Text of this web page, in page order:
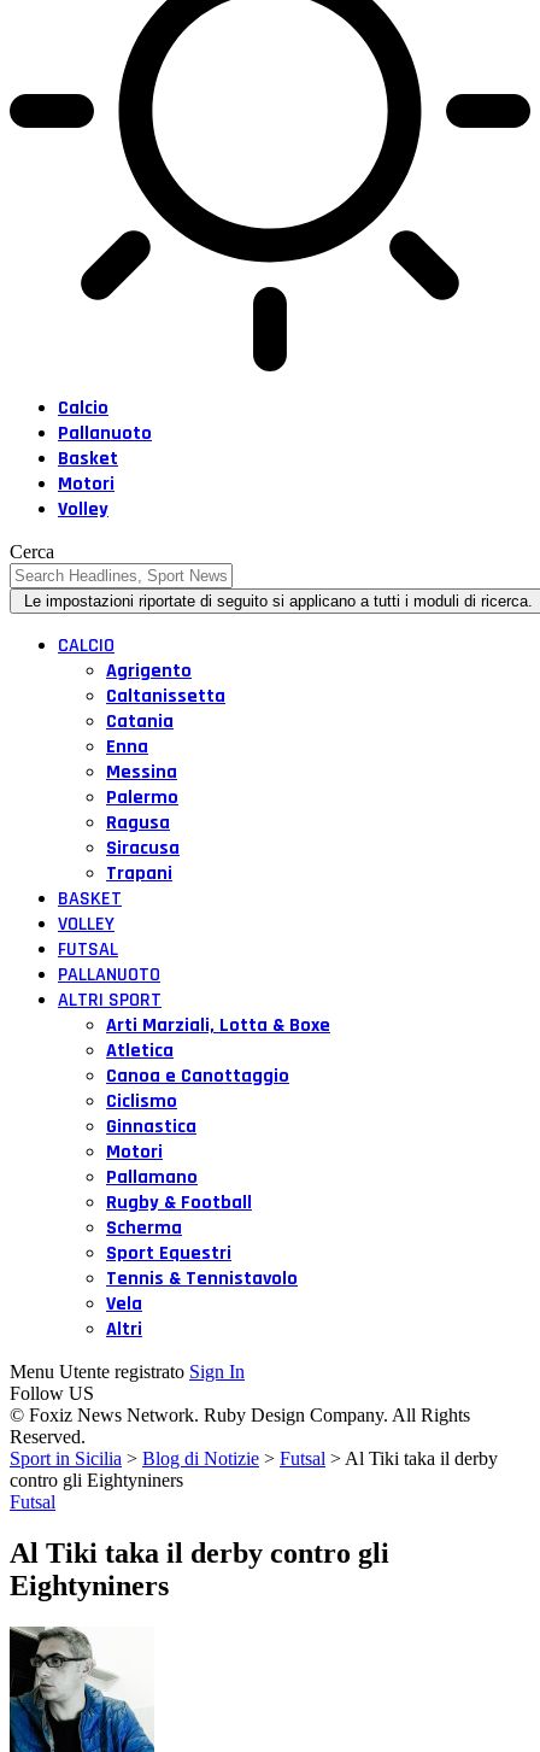
Calcio
Pallanuoto
Basket
Motori
Volley
Cerca
CALCIO
Agrigento
Caltanissetta
Catania
Enna
Messina
Palermo
Ragusa
Siracusa
Trapani
BASKET
VOLLEY
FUTSAL
PALLANUOTO
ALTRI SPORT
Arti Marziali, Lotta & Boxe
Atletica
Canoa e Canottaggio
Ciclismo
Ginnastica
Motori
Pallamano
Rugby & Football
Scherma
Sport Equestri
Tennis & Tennistavolo
Vela
Altri
Menu Utente registrato Sign In
Follow US
© Foxiz News Network. Ruby Design Company. All Rights
Reserved.
Sport in Sicilia > Blog di Notizie > Futsal > Al Tiki taka il derby
contro gli Eightyniners
Futsal
Al Tiki taka il derby contro gli
Eightyniners